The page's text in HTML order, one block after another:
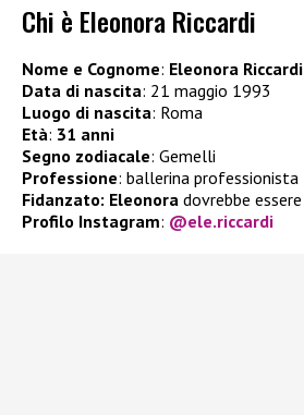
Chi è Eleonora Riccardi
Nome e Cognome: Eleonora Riccardi
Data di nascita: 21 maggio 1993
Luogo di nascita: Roma
Età: 31 anni
Segno zodiacale: Gemelli
Professione: ballerina professionista
Fidanzato: Eleonora dovrebbe essere
Profilo Instagram: @ele.riccardi